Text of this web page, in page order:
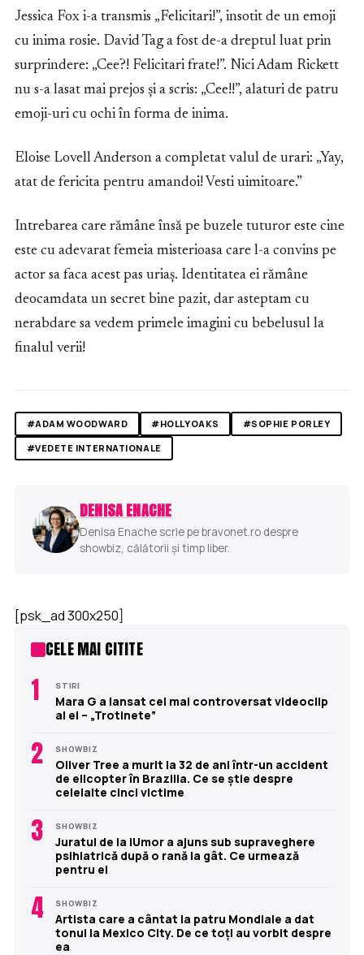
Jessica Fox i-a transmis „Felicitari!”, insotit de un emoji
cu inima rosie. David Tag a fost de-a dreptul luat prin
surprindere: „Cee?! Felicitari frate!”. Nici Adam Rickett
nu s-a lasat mai prejos și a scris: „Cee!!”, alaturi de patru
emoji-uri cu ochi în forma de inima.
Eloise Lovell Anderson a completat valul de urari: „Yay,
atat de fericita pentru amandoi! Vesti uimitoare.”
Intrebarea care rămâne însă pe buzele tuturor este cine
este cu adevarat femeia misterioasa care l-a convins pe
actor sa faca acest pas uriaș. Identitatea ei rămâne
deocamdata un secret bine pazit, dar asteptam cu
nerabdare sa vedem primele imagini cu bebelusul la
finalul verii!
#ADAM WOODWARD #HOLLYOAKS
#SOPHIE PORLEY
#VEDETE INTERNATIONALE
DENISA ENACHE
Denisa Enache scrie pe bravonet.ro despre
showbiz, călătorii și timp liber.
[psk_ad 300x250]
CELE MAI CITITE
1 STIRI
Mara G a lansat cel mai controversat videoclip
al ei – „Trotinete”
2 SHOWBIZ
Oliver Tree a murit la 32 de ani într-un accident
de elicopter în Brazilia. Ce se știe despre
celelalte cinci victime
3 SHOWBIZ
Juratul de la iUmor a ajuns sub supraveghere
psihiatrică după o rană la gât. Ce urmează
pentru el
4 SHOWBIZ
Artista care a cântat la patru Mondiale a dat
tonul la Mexico City. De ce toți au vorbit despre
ea